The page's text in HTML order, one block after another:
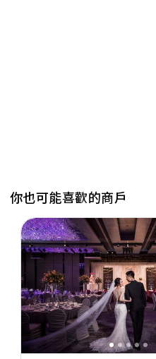
你也可能喜歡的商戶
Previous